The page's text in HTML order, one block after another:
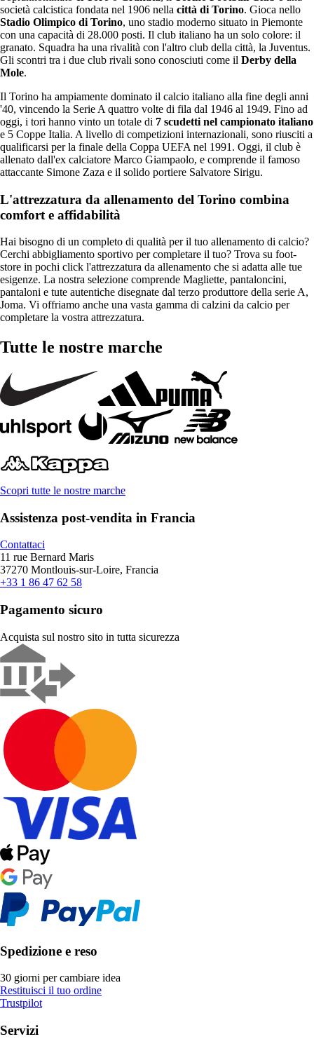
società calcistica fondata nel 1906 nella città di Torino. Gioca nello
Stadio Olimpico di Torino, uno stadio moderno situato in Piemonte
con una capacità di 28.000 posti. Il club italiano ha un solo colore: il
granato. Squadra ha una rivalità con l'altro club della città, la Juventus.
Gli scontri tra i due club rivali sono conosciuti come il Derby della
Mole.
Il Torino ha ampiamente dominato il calcio italiano alla fine degli anni
'40, vincendo la Serie A quattro volte di fila dal 1946 al 1949. Fino ad
oggi, i tori hanno vinto un totale di 7 scudetti nel campionato italiano
e 5 Coppe Italia. A livello di competizioni internazionali, sono riusciti a
qualificarsi per la finale della Coppa UEFA nel 1991. Oggi, il club è
allenato dall'ex calciatore Marco Giampaolo, e comprende il famoso
attaccante Simone Zaza e il solido portiere Salvatore Sirigu.
L'attrezzatura da allenamento del Torino combina
comfort e affidabilità
Hai bisogno di un completo di qualità per il tuo allenamento di calcio?
Cerchi abbigliamento sportivo per completare il tuo? Trova su foot-
store in pochi click l'attrezzatura da allenamento che si adatta alle tue
esigenze. La nostra selezione comprende Magliette, pantaloncini,
pantaloni e tute autentiche disegnate dal terzo produttore della serie A,
Joma. Vi offriamo anche una vasta gamma di calzini da calcio per
completare la vostra attrezzatura.
Tutte le nostre marche
Scopri tutte le nostre marche
Assistenza post-vendita in Francia
Contattaci
11 rue Bernard Maris
37270 Montlouis-sur-Loire, Francia
+33 1 86 47 62 58
Pagamento sicuro
Acquista sul nostro sito in tutta sicurezza
Spedizione e reso
30 giorni per cambiare idea
Restituisci il tuo ordine
Trustpilot
Servizi